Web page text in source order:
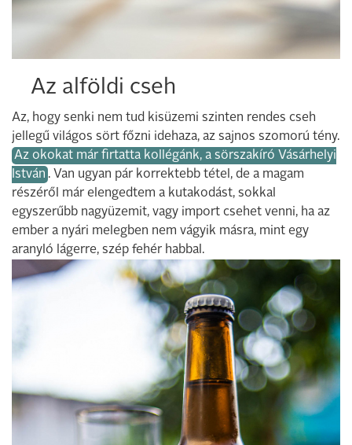
Az alföldi cseh
Az, hogy senki nem tud kisüzemi szinten rendes cseh
jellegű világos sört főzni idehaza, az sajnos szomorú tény.
Az okokat már firtatta kollégánk, a sörszakíró Vásárhelyi
István . Van ugyan pár korrektebb tétel, de a magam
részéről már elengedtem a kutakodást, sokkal
egyszerűbb nagyüzemit, vagy import csehet venni, ha az
ember a nyári melegben nem vágyik másra, mint egy
aranyló lágerre, szép fehér habbal.